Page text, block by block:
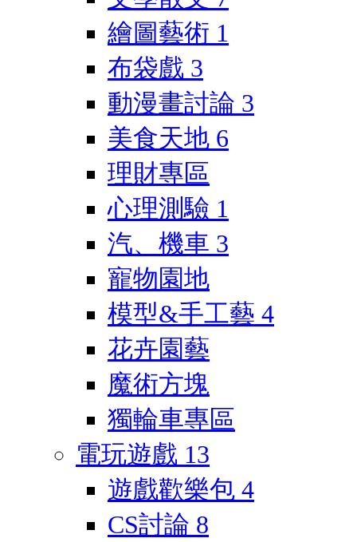
繪圖藝術 1
布袋戲 3
動漫畫討論 3
美食天地 6
理財專區
心理測驗 1
汽、機車 3
寵物園地
模型&手工藝 4
花卉園藝
魔術方塊
獨輪車專區
電玩遊戲 13
遊戲歡樂包 4
CS討論 8